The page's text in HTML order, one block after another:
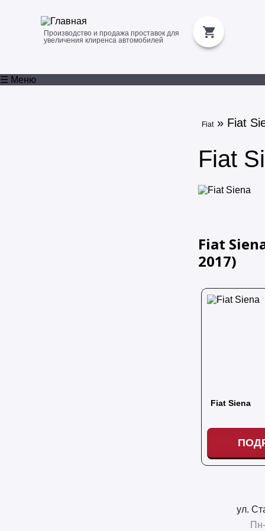
Производство и продажа проставок для
увеличения клиренса автомобилей
☰ Меню
Fiat» Fiat
Fiat
Fiat
2017)
Fiat Siena
ул.